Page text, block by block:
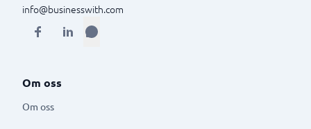
info@businesswith.com
Om oss
Om oss